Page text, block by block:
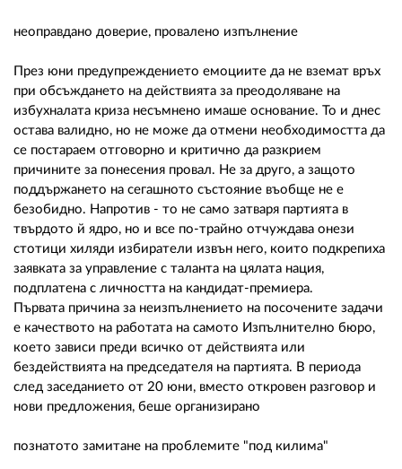
неоправдано доверие, провалено изпълнение
През юни предупреждението емоциите да не вземат връх
при обсъждането на действията за преодоляване на
избухналата криза несъмнено имаше основание. То и днес
остава валидно, но не може да отмени необходимостта да
се постараем отговорно и критично да разкрием
причините за понесения провал. Не за друго, а защото
поддържането на сегашното състояние въобще не е
безобидно. Напротив - то не само затваря партията в
твърдото й ядро, но и все по-трайно отчуждава онези
стотици хиляди избиратели извън него, които подкрепиха
заявката за управление с таланта на цялата нация,
подплатена с личността на кандидат-премиера.
Първата причина за неизпълнението на посочените задачи
е качеството на работата на самото Изпълнително бюро,
което зависи преди всичко от действията или
бездействията на председателя на партията. В периода
след заседанието от 20 юни, вместо откровен разговор и
нови предложения, беше организирано
познатото замитане на проблемите "под килима"